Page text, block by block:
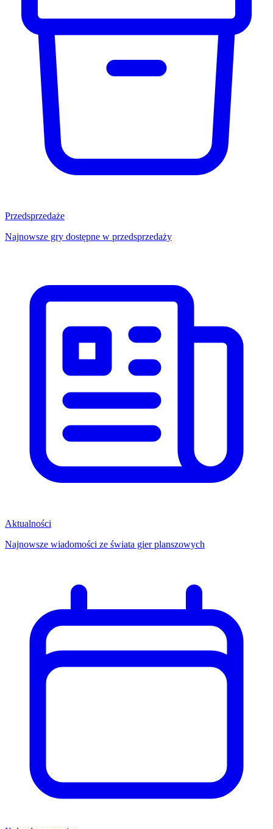
Przedsprzedaże
Najnowsze gry dostępne w przedsprzedaży
Aktualności
Najnowsze wiadomości ze świata gier planszowych